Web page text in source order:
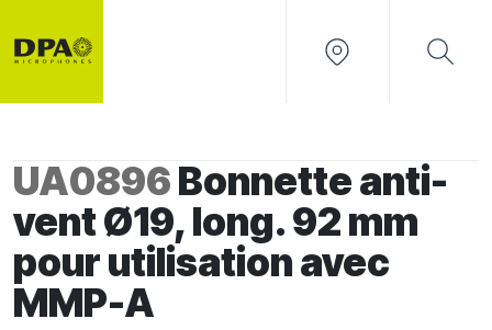
UA0896Bonnette anti-
vent Ø19, long. 92 mm
pour utilisation avec
MMP-A